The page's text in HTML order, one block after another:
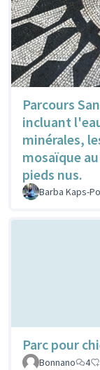
Parcours
incluant
minérales,
mosaïque
pieds nus.
Barba Kaps-
Parc pour
Bonnano
4